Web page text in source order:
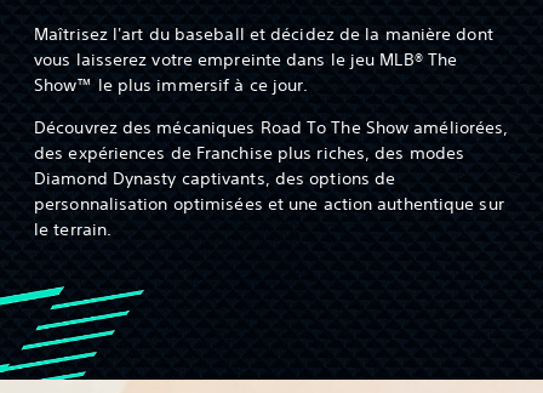
Maîtrisez l'art du baseball et décidez de la manière dont
vous laisserez votre empreinte dans le jeu MLB® The
Show™ le plus immersif à ce jour.
Découvrez des mécaniques Road To The Show améliorées,
des expériences de Franchise plus riches, des modes
Diamond Dynasty captivants, des options de
personnalisation optimisées et une action authentique sur
le terrain.